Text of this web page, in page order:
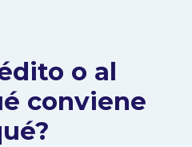
o al
conviene